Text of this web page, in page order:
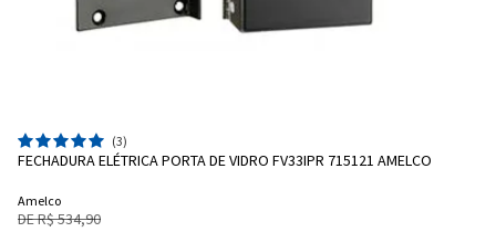
(3)
FECHADURA ELÉTRICA PORTA DE VIDRO FV33IPR 715121 AMELCO
Amelco
DE R$ 534,90